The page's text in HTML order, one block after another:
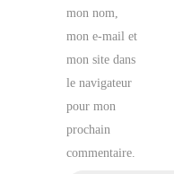
mon nom,
mon e-mail et
mon site dans
le navigateur
pour mon
prochain
commentaire.